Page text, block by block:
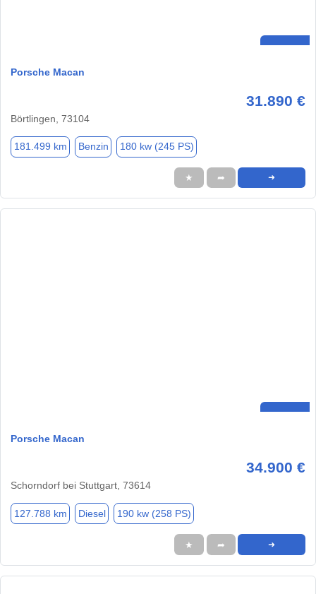
Porsche Macan
31.890 €
Börtlingen, 73104
181.499 km Benzin 180 kw (245 PS)
★ ➦ ➜
Porsche Macan
34.900 €
Schorndorf bei Stuttgart, 73614
127.788 km Diesel 190 kw (258 PS)
★ ➦ ➜